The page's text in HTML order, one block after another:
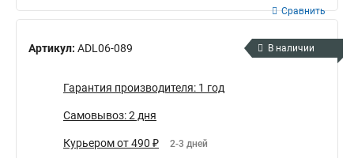
Артикул: ADL06-089
Сравнить
В наличии
Гарантия производителя: 1 год
Самовывоз: 2 дня
Курьером от 490 ₽ 2-3 дней